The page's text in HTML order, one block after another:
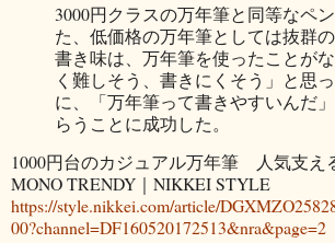
3000円クラスの万年筆と同等なペ
た、低価格の万年筆としては抜群
書き味は、万年筆を使ったことが
く難しそう、書きにくそう」と思
に、「万年筆って書きやすいんだ
らうことに成功した。
1000円台のカジュアル万年筆 人気支え
MONO TRENDY｜NIKKEI STYLE
https://style.nikkei.com/article/
00?channel=DF160520172513&nra&page=2